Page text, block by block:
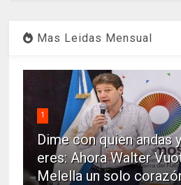
Mas Leidas Mensual
1
Dime con quien andas
eres: Ahora Walter
Melella un solo